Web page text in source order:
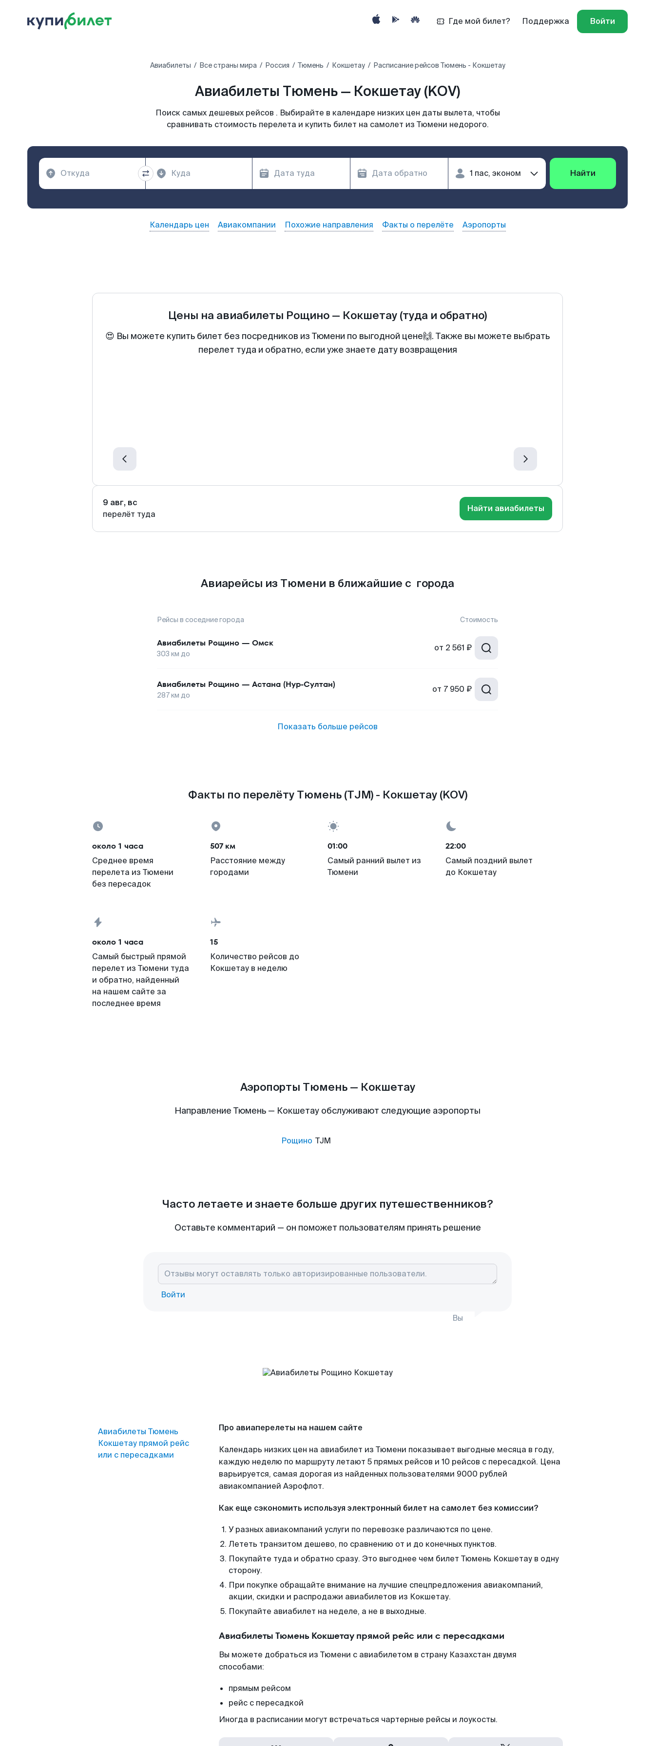
Где мой билет? Поддержка Войти
Авиабилеты Все страны мира Россия Тюмень Кокшетау Расписание рейсов Тюмень - Кокшетау
Авиабилеты Тюмень — Кокшетау (KOV)
Поиск самых дешевых рейсов . Выбирайте в календаре низких цен даты вылета, чтобы
сравнивать стоимость перелета и купить билет на самолет из Тюмени недорого.
Найти
Календарь цен Авиакомпании Похожие направления Факты о перелёте Аэропорты
Цены на авиабилеты Рощино — Кокшетау (туда и обратно)
😍 Вы можете купить билет без посредников из Тюмени по выгодной цене🙌. Также вы можете выбрать
перелет туда и обратно, если уже знаете дату возвращения
9 авг, вс
перелёт туда
Найти авиабилеты
Авиарейсы из Тюмени в ближайшие с города
Рейсы в соседние города Стоимость
Авиабилеты Рощино — Омск
303 км до
от 2 561 ₽
Авиабилеты Рощино — Астана (Нур-Султан)
287км до
от 7 950 ₽
Показать больше рейсов
Факты по перелёту Тюмень (TJM) - Кокшетау (KOV)
около 1 часа
Среднее время
перелета из Тюмени
без пересадок
507 км
Расстояние между
городами
01:00
Самый ранний вылет из
Тюмени
22:00
Самый поздний вылет
до Кокшетау
около 1 часа
Самый быстрый прямой
перелет из Тюмени туда
и обратно, найденный
на нашем сайте за
последнее время
15
Количество рейсов до
Кокшетау в неделю
Аэропорты Тюмень — Кокшетау
Направление Тюмень — Кокшетау обслуживают следующие аэропорты
Рощино TJM
Часто летаете и знаете больше других путешественников?
Оставьте комментарий — он поможет пользователям принять решение
Войти
Вы
Авиабилеты Тюмень
Кокшетау прямой рейс
или с пересадками
Про авиаперелеты на нашем сайте
Календарь низких цен на авиабилет из Тюмени показывает выгодные месяца в году,
каждую неделю по маршруту летают 5 прямых рейсов и 10 рейсов с пересадкой. Цена
варьируется, самая дорогая из найденных пользователями 9000 рублей
авиакомпанией Аэрофлот.
Как еще сэкономить используя электронный билет на самолет без комиссии?
У разных авиакомпаний услуги по перевозке различаются по цене.
Лететь транзитом дешево, по сравнению от и до конечных пунктов.
Покупайте туда и обратно сразу. Это выгоднее чем билет Тюмень Кокшетау в одну
сторону.
При покупке обращайте внимание на лучшие спецпредложения авиакомпаний,
акции, скидки и распродажи авиабилетов из Кокшетау.
Покупайте авиабилет на неделе, а не в выходные.
Авиабилеты Тюмень Кокшетау прямой рейс или с пересадками
Вы можете добраться из Тюмени с авиабилетом в страну Казахстан двумя
способами:
прямым рейсом
рейс с пересадкой
Иногда в расписании могут встречаться чартерные рейсы и лоукосты.